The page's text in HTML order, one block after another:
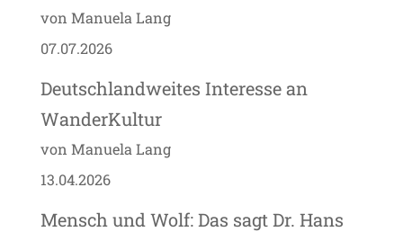
von Manuela Lang
07.07.2026
Deutschlandweites Interesse an
WanderKultur
von Manuela Lang
13.04.2026
Mensch und Wolf: Das sagt Dr. Hans